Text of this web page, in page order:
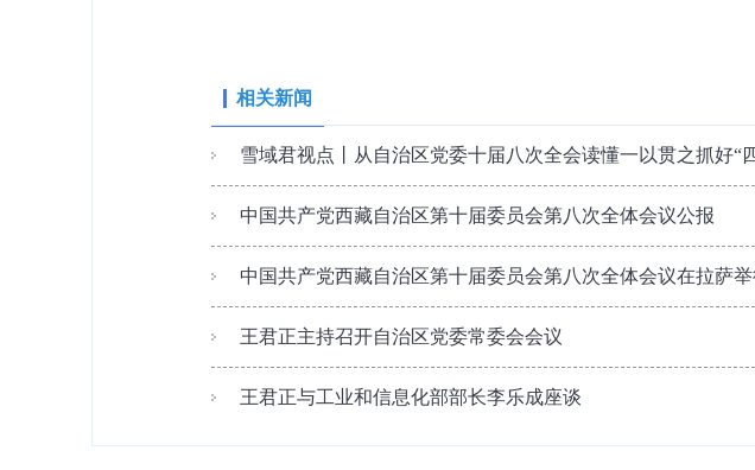
相关新闻
雪域君视点丨从自治区党委十届八次全会读懂一以贯之抓好“
中国共产党西藏自治区第十届委员会第八次全体会议公报
中国共产党西藏自治区第十届委员会第八次全体会议在拉萨
王君正主持召开自治区党委常委会会议
王君正与工业和信息化部部长李乐成座谈